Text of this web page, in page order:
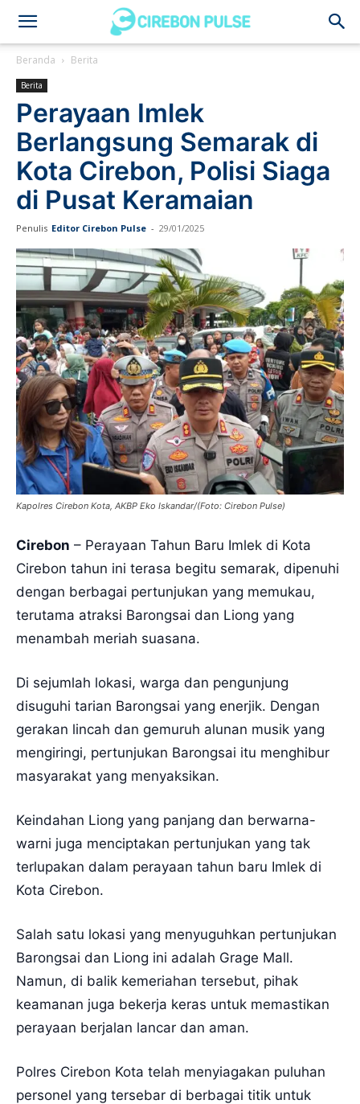
Cirebon
Pulse
Beranda Berita
Berita
Perayaan Imlek
Berlangsung Semarak di
Kota Cirebon, Polisi Siaga
di Pusat Keramaian
Penulis Editor Cirebon Pulse - 29/01/2025
Kapolres Cirebon Kota, AKBP Eko Iskandar/(Foto: Cirebon Pulse)
Cirebon – Perayaan Tahun Baru Imlek di Kota
Cirebon tahun ini terasa begitu semarak, dipenuhi
dengan berbagai pertunjukan yang memukau,
terutama atraksi Barongsai dan Liong yang
menambah meriah suasana.
Di sejumlah lokasi, warga dan pengunjung
disuguhi tarian Barongsai yang enerjik. Dengan
gerakan lincah dan gemuruh alunan musik yang
mengiringi, pertunjukan Barongsai itu menghibur
masyarakat yang menyaksikan.
Keindahan Liong yang panjang dan berwarna-
warni juga menciptakan pertunjukan yang tak
terlupakan dalam perayaan tahun baru Imlek di
Kota Cirebon.
Salah satu lokasi yang menyuguhkan pertunjukan
Barongsai dan Liong ini adalah Grage Mall.
Namun, di balik kemeriahan tersebut, pihak
keamanan juga bekerja keras untuk memastikan
perayaan berjalan lancar dan aman.
Polres Cirebon Kota telah menyiagakan puluhan
personel yang tersebar di berbagai titik untuk